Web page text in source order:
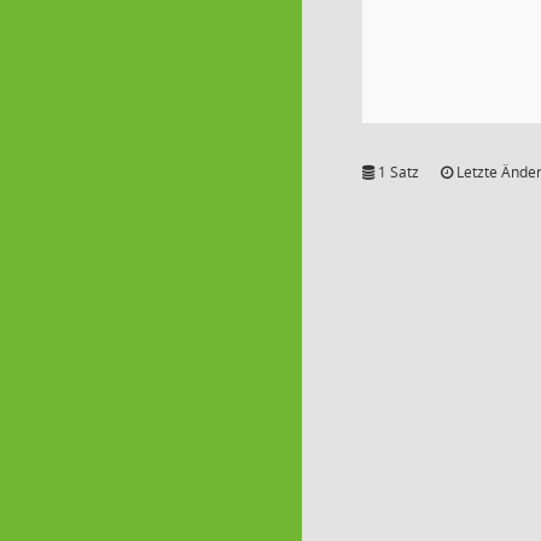
1 Satz Letzte